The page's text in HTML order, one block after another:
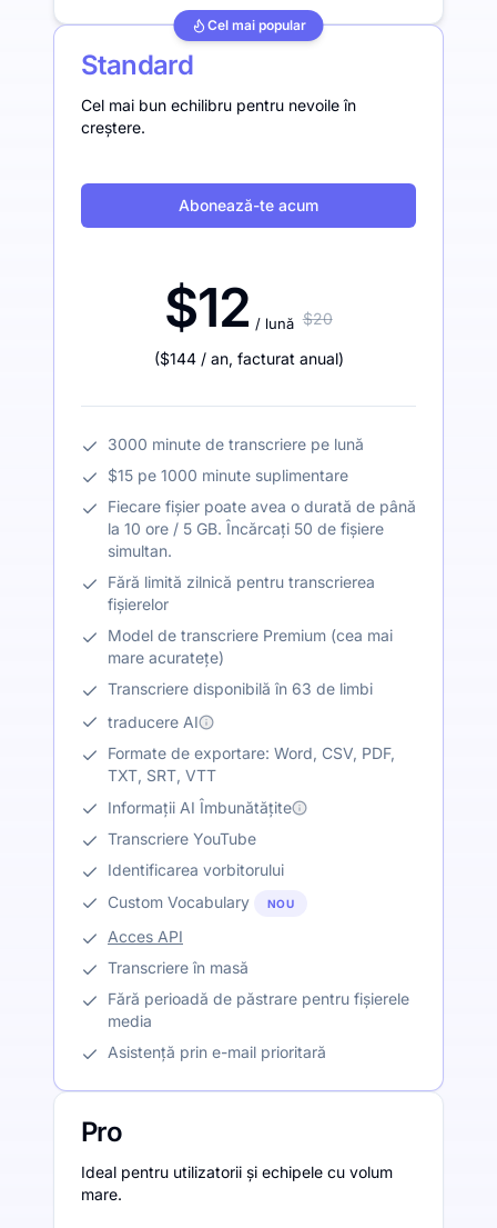
Cel mai popular
Standard
Cel mai bun echilibru pentru nevoile în
creștere.
Abonează-te acum
$12 / lună $20
($144 / an, facturat anual)
3000 minute de transcriere pe lună
$15 pe 1000 minute suplimentare
Fiecare fișier poate avea o durată de până
la 10 ore / 5 GB. Încărcați 50 de fișiere
simultan.
Fără limită zilnică pentru transcrierea
fișierelor
Model de transcriere Premium (cea mai
mare acuratețe)
Transcriere disponibilă în 63 de limbi
traducere AI
Formate de exportare: Word, CSV, PDF,
TXT, SRT, VTT
Informații AI Îmbunătățite
Transcriere YouTube
Identificarea vorbitorului
Custom Vocabulary
NOU
Acces API
Transcriere în masă
Fără perioadă de păstrare pentru fișierele
media
Asistență prin e-mail prioritară
Pro
Ideal pentru utilizatorii și echipele cu volum
mare.